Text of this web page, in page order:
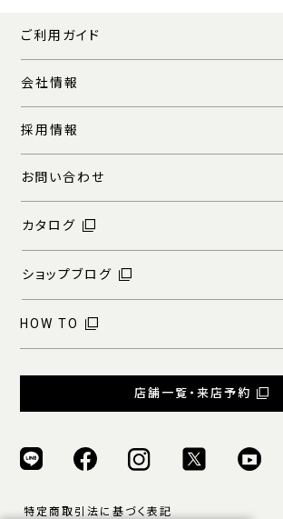
ご利用ガイド
会社情報
採用情報
お問い合わせ
カタログ
ショップブログ
HOW TO
店舗一覧・来店予約
特定商取引法に基づく表記